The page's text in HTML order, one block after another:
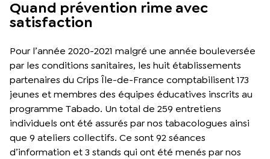
Quand prévention rime avec
satisfaction
Pour l’année 2020-2021 malgré une année bouleversée
par les conditions sanitaires, les huit établissements
partenaires du Crips Île-de-France comptabilisent 173
jeunes et membres des équipes éducatives inscrits au
programme Tabado. Un total de 259 entretiens
individuels ont été assurés par nos tabacologues ainsi
que 9 ateliers collectifs. Ce sont 92 séances
d’information et 3 stands qui ont été menés par nos